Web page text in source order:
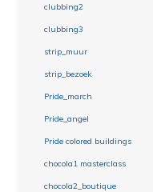
clubbing2
clubbing3
strip_muur
strip_bezoek
Pride_march
Pride_angel
Pride colored buildings
chocola1 masterclass
chocola2_boutique